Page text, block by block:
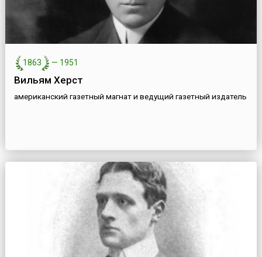
1863 — 1951
Вильям Херст
американский газетный магнат и ведущий газетный издатель